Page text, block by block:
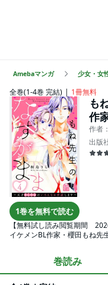
Amebaマンガ 少女・女
全巻(1-4巻 完結) 1冊無料
1巻を無料で読む
も
作
作者：
出版
【無料試し読み閲覧期間
イケメンBL作家・櫻田もね先
も半端ない。 でも…あんなこ
ないよ～～！ あちこち触ら
どうしよう、このままじゃ、もね
な漫画家に甘～くなされる
巻読み